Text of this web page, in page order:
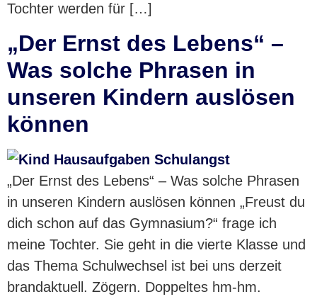
Tochter werden für […]
„Der Ernst des Lebens“ –
Was solche Phrasen in
unseren Kindern auslösen
können ​
„Der Ernst des Lebens“ – Was solche Phrasen
in unseren Kindern auslösen können „Freust du
dich schon auf das Gymnasium?“ frage ich
meine Tochter. Sie geht in die vierte Klasse und
das Thema Schulwechsel ist bei uns derzeit
brandaktuell. Zögern. Doppeltes hm-hm.